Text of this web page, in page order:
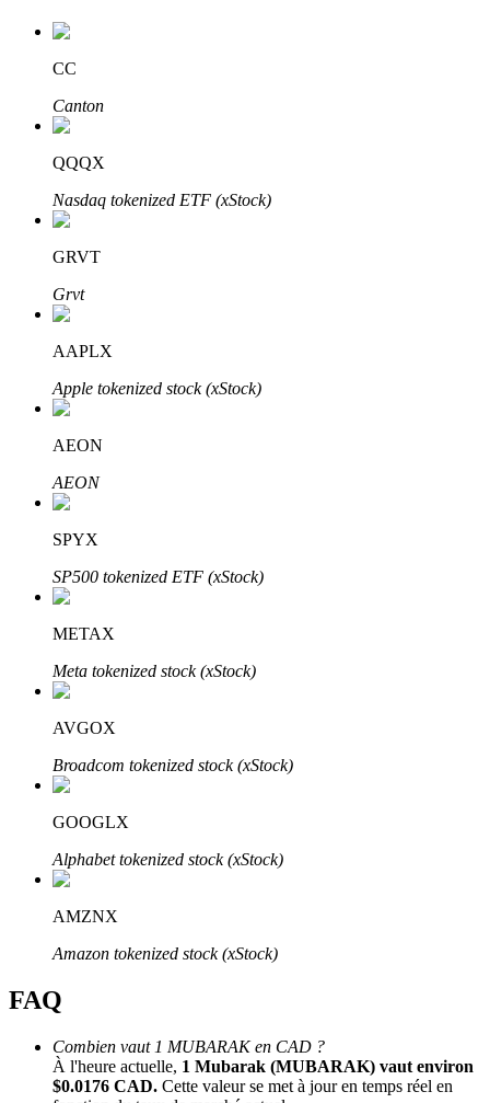
Obtenez des bénéfices à long terme et des intérêts flexibles
Apprenez le Staking
Découvrez comment gagner un revenu passif
Bitrue
Partenaires Bitrue
Affiliés Bitrue
Jusqu'à 65 % de commissions !
CC
Canton
QQQX
Nasdaq tokenized ETF (xStock)
GRVT
Grvt
AAPLX
Apple tokenized stock (xStock)
AEON
AEON
SPYX
SP500 tokenized ETF (xStock)
METAX
Meta tokenized stock (xStock)
AVGOX
Broadcom tokenized stock (xStock)
GOOGLX
Alphabet tokenized stock (xStock)
AMZNX
Amazon tokenized stock (xStock)
FAQ
Combien vaut 1 MUBARAK en CAD ?
À l'heure actuelle, 1 Mubarak (MUBARAK) vaut environ
$0.0176 CAD. Cette valeur se met à jour en temps réel en